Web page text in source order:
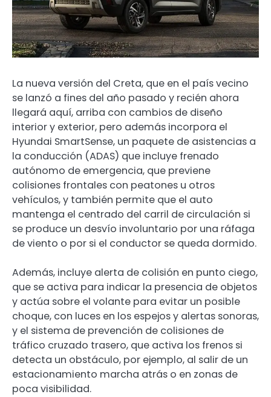
La nueva versión del Creta, que en el país vecino
se lanzó a fines del año pasado y recién ahora
llegará aquí, arriba con cambios de diseño
interior y exterior, pero además incorpora el
Hyundai SmartSense, un paquete de asistencias a
la conducción (ADAS) que incluye frenado
autónomo de emergencia, que previene
colisiones frontales con peatones u otros
vehículos, y también permite que el auto
mantenga el centrado del carril de circulación si
se produce un desvío involuntario por una ráfaga
de viento o por si el conductor se queda dormido.
Además, incluye alerta de colisión en punto ciego,
que se activa para indicar la presencia de objetos
y actúa sobre el volante para evitar un posible
choque, con luces en los espejos y alertas sonoras,
y el sistema de prevención de colisiones de
tráfico cruzado trasero, que activa los frenos si
detecta un obstáculo, por ejemplo, al salir de un
estacionamiento marcha atrás o en zonas de
poca visibilidad.